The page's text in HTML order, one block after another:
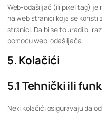
Web-odašiljač (ili pixel tag) je
na web stranici koja se koristi
stranici. Da bi se to uradilo,
pomoću web-odašiljača.
5. Kolačići
5.1 Tehnički ili
Neki kolačići osiguravaju da